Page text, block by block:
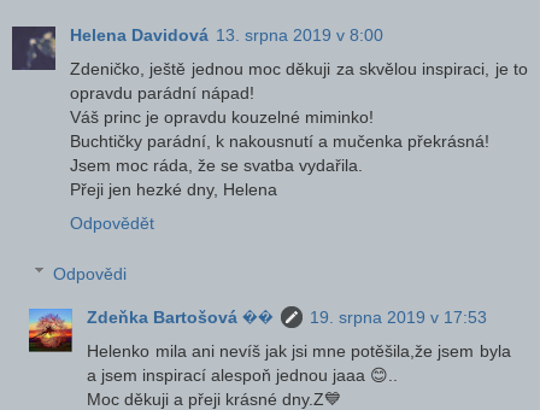
Helena Davidová 13. srpna 2019 v 8:00
Zdeničko, ještě jednou moc děkuji za skvělou inspiraci, je to
opravdu parádní nápad!
Váš princ je opravdu kouzelné miminko!
Buchtičky parádní, k nakousnutí a mučenka překrásná!
Jsem moc ráda, že se svatba vydařila.
Přeji jen hezké dny, Helena
Odpovědět
Odpovědi
Zdeňka Bartošová ��
19. srpna 2019 v 17:53
Helenko mila ani nevíš jak jsi mne potěšila,že jsem byla
a jsem inspirací alespoň jednou jaaa 😊..
Moc děkuji a přeji krásné dny.Z💙